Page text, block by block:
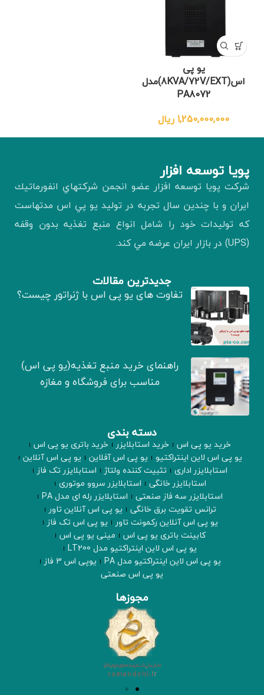
یو پی
اس(8KVA/72V/EXT)مدل
PA8072
1,250,000,000ریال
پويا توسعه افزار
شركت پويا توسعه افزار عضو انجمن شركتهاي انفورماتيك
ايران و با چندين سال تجربه در توليد يو پي اس مدتهاست
كه توليدات خود را شامل انواع منبع تغذيه بدون وقفه
(UPS) در بازار ايران عرضه مي كند.
جدیدترین مقالات
تفاوت های یو پی اس با ژنراتور چیست؟
راهنمای خرید منبع تغذیه(یو پی اس)
مناسب برای فروشگاه و مغازه
دسته بندی
خرید یو پی اس خرید استابلایزر خرید باتری یو پی اس
یو پی اس لاین اینتراکتیو یو پی اس آفلاین یو پی اس آنلاین
استابلایزر اداری تثبیت کننده ولتاژ استابلایزر تک فاز
استابلایزر خانگی استابلایزر سروو موتوری
استابلایزر سه فاز صنعتی استابلایزر رله ای مدل PA
ترانس تقویت برق خانگی یو پی اس آنلاین تاور
یو پی اس آنلاین رکمونت تاور یو پی اس تک فاز
کابینت باتری یو پی اس مینی یو پی اس
یو پی اس لاین اینتراکتیو مدل LT200
یو پی اس لاین اینتراکتیو مدل PA
یوپی اس 3 فاز
یو پی اس صنعتی
مجوزها